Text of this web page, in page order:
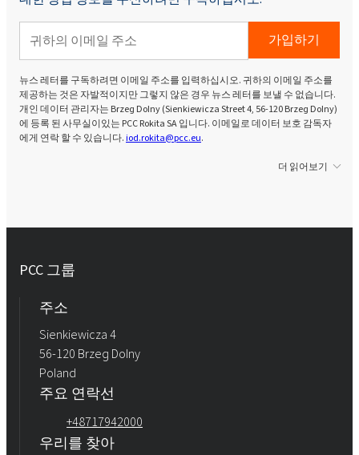
가입하기
뉴스 레터를 구독하려면 이메일 주소를 입력하십시오. 귀하의 이메일 주소를
제공하는 것은 자발적이지만 그렇지 않은 경우 뉴스 레터를 보낼 수 없습니다.
개인 데이터 관리자는 Brzeg Dolny (Sienkiewicza Street 4, 56-120 Brzeg Dolny)
에 등록 된 사무실이있는 PCC Rokita SA 입니다. 이메일로 데이터 보호 감독자
에게 연락 할 수 있습니다.iod.rokita@pcc.eu.
더 읽어보기
PCC 그룹
주소
Sienkiewicza 4
56-120 Brzeg Dolny
Poland
주요 연락선
+48717942000
우리를 찾아